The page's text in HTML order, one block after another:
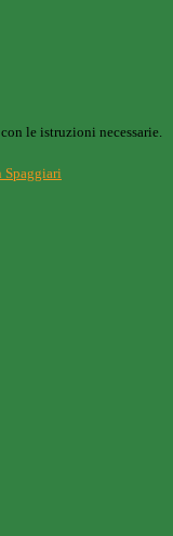
le istruzioni necessarie.
Spaggiari